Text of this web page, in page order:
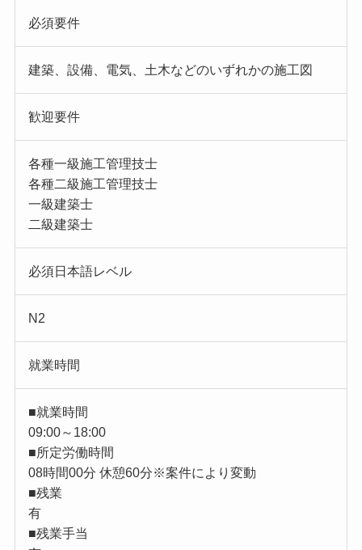
必須要件
建築、設備、電気、土木などのいずれかの施工図
歓迎要件
各種一級施工管理技士
各種二級施工管理技士
一級建築士
二級建築士
必須日本語レベル
N2
就業時間
■就業時間
09:00～18:00
■所定労働時間
08時間00分 休憩60分※案件により変動
■残業
有
■残業手当